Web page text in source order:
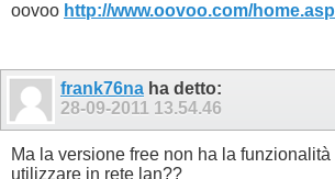
oovoo http://www.oovoo.com/
frank76na ha detto:
28-09-2011 13.54.46
Ma la versione free non ha la
utilizzare in rete lan??